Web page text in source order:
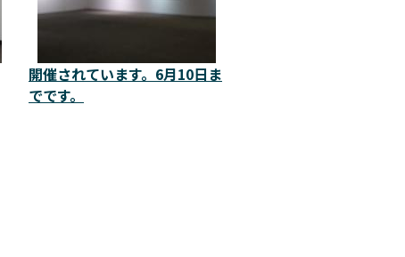
開催されています。6月10日ま
でです。